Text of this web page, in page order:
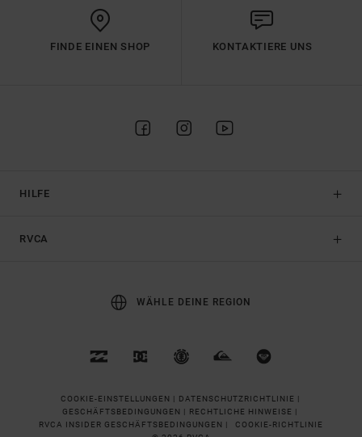
FINDE EINEN SHOP KONTAKTIERE UNS
HILFE
RVCA
WÄHLE DEINE REGION
COOKIE-EINSTELLUNGEN |
DATENSCHUTZRICHTLINIE |
GESCHÄFTSBEDINGUNGEN |
RECHTLICHE HINWEISE |
RVCA INSIDER GESCHÄFTSBEDINGUNGEN |
COOKIE-RICHTLINIE